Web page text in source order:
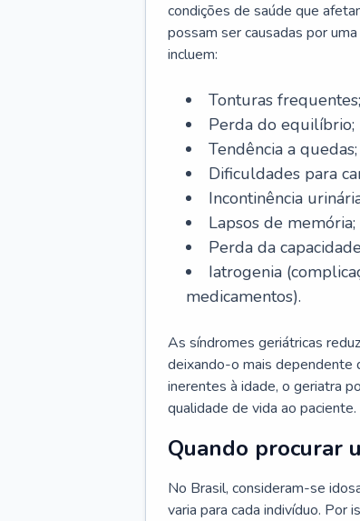
condições de saúde que
possam ser causadas por
incluem:
Tonturas frequentes;
Perda do equilíbrio;
Tendência a quedas;
Dificuldades para
Incontinência
Lapsos de memória;
Perda da
Iatrogenia
medicamentos).
As síndromes geriátricas
deixando-o mais dependente
inerentes à idade, o geriatra
qualidade de vida ao paciente.
Quando procurar
No Brasil, consideram-se
varia para cada indivíduo. Por